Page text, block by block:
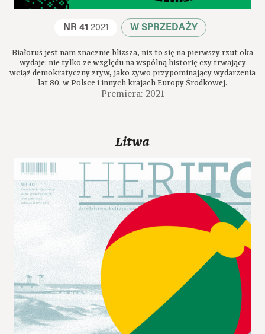
NR 41 2021 W SPRZEDAŻY
Białoruś jest nam znacznie bliższa, niż to się na pierwszy rzut oka
wydaje: nie tylko ze względu na wspólną historię czy trwający
wciąż demokratyczny zryw, jako żywo przypominający wydarzenia
lat 80. w Polsce i innych krajach Europy Środkowej.
Premiera: 2021
Litwa